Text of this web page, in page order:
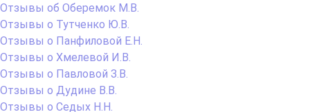
Отзывы об Оберемок М.В.
Отзывы о Тутченко Ю.В.
Отзывы о Панфиловой Е.Н.
Отзывы о Хмелевой И.В.
Отзывы о Павловой З.В.
Отзывы о Дудине В.В.
Отзывы о Седых Н.Н.